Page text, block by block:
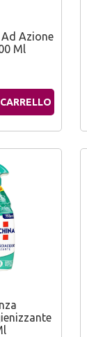
Azione
Ml